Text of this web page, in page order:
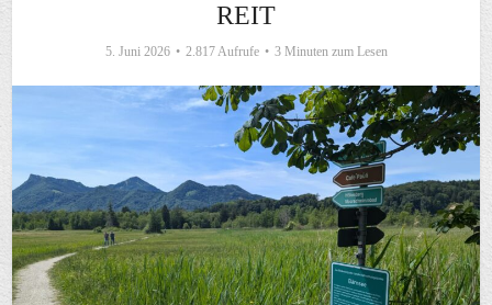
REIT
5. Juni 2026 2.817 Aufrufe 3 Minuten zum Lesen